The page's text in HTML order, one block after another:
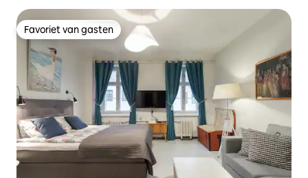
Favoriet van gasten
Favoriet van gasten